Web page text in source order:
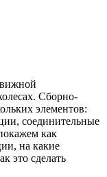
Сборно-
элементов:
соединительные
как
на какие
это сделать